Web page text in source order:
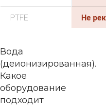
PTFE Не
Вода
(деионизированная).
Какое
оборудование
подходит